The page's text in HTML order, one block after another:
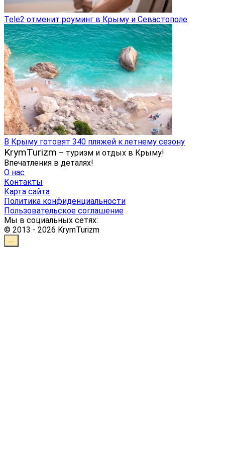
Tele2 отменит роуминг в Крыму и Севастополе
В Крыму готовят 340 пляжей к летнему сезону
KrymTurizm – туризм и отдых в Крыму!
Впечатления в деталях!
О нас
Контакты
Карта сайта
Политика конфиденциальности
Пользовательское соглашение
Мы в социальных сетях:
© 2013 - 2026 KrymTurizm